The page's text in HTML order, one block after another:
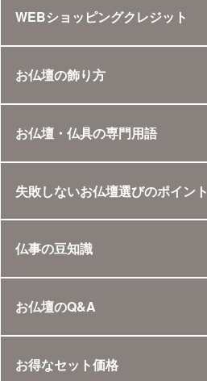
WEBショッピングクレジット
お仏壇の飾り方
お仏壇・仏具の専門用語
失敗しないお仏壇選びのポイント
仏事の豆知識
お仏壇のQ&A
お得なセット価格